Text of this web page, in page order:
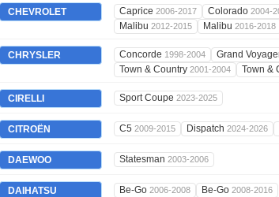
CHEVROLET Caprice 2006-2017 Colorado 2004-
Malibu 2012-2015 Malibu 2016-2018
CHRYSLER Concorde 1998-2004 Grand
Town & Country 2001-2004 Town &
CIRELLI Sport Coupe 2023-2025
CITROËN C5 2009-2015 Dispatch 2024-2026
DAEWOO Statesman 2003-2006
DAIHATSU Be-Go 2006-2008 Be-Go 2008-2016